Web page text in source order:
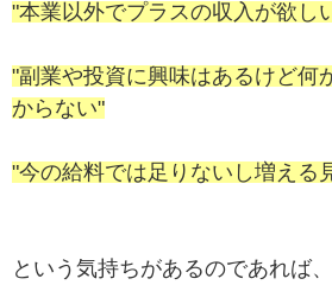
"本業以外でプラスの収入が欲し
"副業や投資に興味はあるけど何
からない"
"今の給料では足りないし増える
という気持ちがあるのであれば